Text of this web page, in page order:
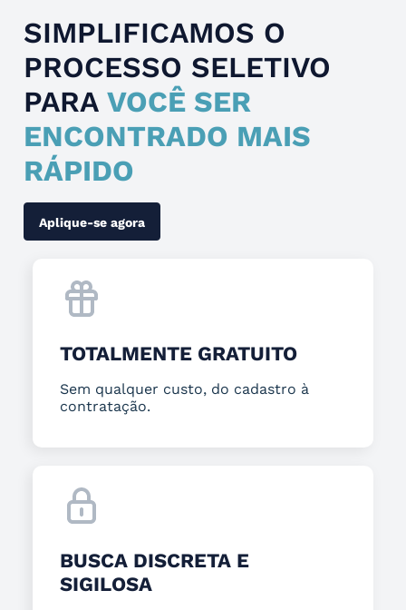
SIMPLIFICAMOS O
PROCESSO SELETIVO
PARA VOCÊ SER
ENCONTRADO MAIS
RÁPIDO
Aplique-se agora
TOTALMENTE GRATUITO
Sem qualquer custo, do cadastro à
contratação.
BUSCA DISCRETA E
SIGILOSA